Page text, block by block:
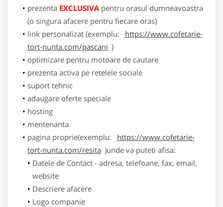
prezenta EXCLUSIVApentru orasul dumneavoastra
(o singura afacere pentru fiecare oras)
link personalizat (exemplu:
https://www.cofetarie-
tort-nunta.com/pascani )
optimizare pentru motoare de cautare
prezenta activa pe retelele sociale
suport tehnic
adaugare oferte speciale
hosting
mentenanta
pagina proprie(exemplu:
https://www.cofetarie-
tort-nunta.com/resita )unde va puteti afisa:
Datele de Contact - adresa, telefoane, fax, email,
website
Descriere afacere
Logo companie